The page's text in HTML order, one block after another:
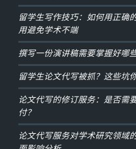
留学生写作技巧：如何用正确
用避免学术不端
撰写一份演讲稿需要掌握好哪
留学生论文代写被抓？这些坑
论文代写的修订服务：是否需
付？
论文代写服务对学术研究领域